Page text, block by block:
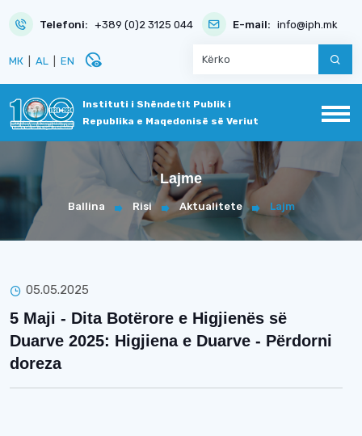
Telefoni: +389 (0)2 3125 044 E-mail: info@iph.mk
МК AL EN disabled_visible
Instituti i Shëndetit Publik i
Republika e Maqedonisë së Veriut
Lajme
Ballina Risi Aktualitete Lajm
05.05.2025
5 Maji - Dita Botërore e Higjienës së
Duarve 2025: Higjiena e Duarve - Përdorni
doreza